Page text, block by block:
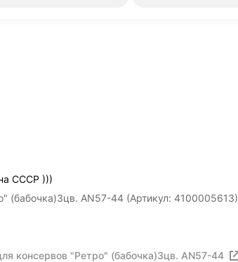
СССР )))
(бабочка)3цв. AN57-44 (Артикул: 4100005613)
консервов "Ретро" (бабочка)3цв. AN57-44